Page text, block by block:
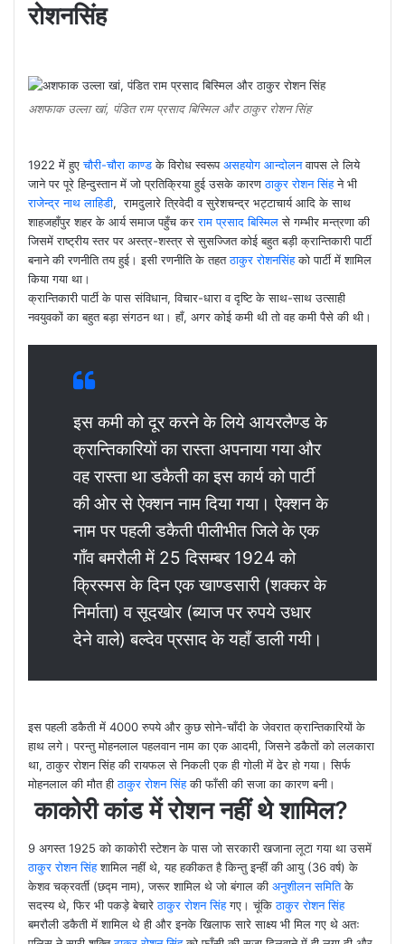
रोशनसिंह
अशफाक उल्ला खां, पंडित राम प्रसाद बिस्मिल और ठाकुर रोशन सिंह
1922 में हुएचौरी-चौरा काण्डके विरोध स्वरूपअसहयोग आन्दोलनवापस ले लिये
जाने पर पूरे हिन्दुस्तान में जो प्रतिक्रिया हुई उसके कारणठाकुर रोशन सिंहने भी
राजेन्द्र नाथ लाहिडी, रामदुलारे त्रिवेदी व सुरेशचन्द्र भट्टाचार्य आदि के साथ
शाहजहाँपुर शहर के आर्य समाज पहुँच करराम प्रसाद बिस्मिलसे गम्भीर मन्त्रणा की
जिसमें राष्ट्रीय स्तर पर अस्त्र-शस्त्र से सुसज्जित कोई बहुत बड़ी क्रान्तिकारी पार्टी
बनाने की रणनीति तय हुई। इसी रणनीति के तहतठाकुर रोशनसिंहको पार्टी में शामिल
किया गया था।
क्रान्तिकारी पार्टी के पास संविधान, विचार-धारा व दृष्टि के साथ-साथ उत्साही
नवयुवकों का बहुत बड़ा संगठन था। हाँ, अगर कोई कमी थी तो वह कमी पैसे की थी।
इस कमी को दूर करने के लिये आयरलैण्ड के
क्रान्तिकारियों का रास्ता अपनाया गया और
वह रास्ता था डकैती का इस कार्य को पार्टी
की ओर से ऐक्शन नाम दिया गया। ऐक्शन के
नाम पर पहली डकैती पीलीभीत जिले के एक
गाँव बमरौली में 25 दिसम्बर 1924 को
क्रिस्मस के दिन एक खाण्डसारी (शक्कर के
निर्माता) व सूदखोर (ब्याज पर रुपये उधार
देने वाले) बल्देव प्रसाद के यहाँ डाली गयी।
इस पहली डकैती में 4000 रुपये और कुछ सोने-चाँदी के जेवरात क्रान्तिकारियों के
हाथ लगे। परन्तु मोहनलाल पहलवान नाम का एक आदमी, जिसने डकैतों को ललकारा
था, ठाकुर रोशन सिंह की रायफल से निकली एक ही गोली में ढेर हो गया। सिर्फ
मोहनलाल की मौत हीठाकुर रोशन सिंहकी फाँसी की सजा का कारण बनी।
काकोरी कांड में रोशन नहीं थे शामिल?
9 अगस्त 1925 को काकोरी स्टेशन के पास जो सरकारी खजाना लूटा गया था उसमें
ठाकुर रोशन सिंहशामिल नहीं थे, यह हकीकत है किन्तु इन्हीं की आयु (36 वर्ष) के
केशव चक्रवर्ती (छद्म नाम), जरूर शामिल थे जो बंगाल की अनुशीलन समितिके
सदस्य थे, फिर भी पकड़े बेचारेठाकुर रोशन सिंहगए। चूंकिठाकुर रोशन सिंह
बमरौली डकैती में शामिल थे ही और इनके खिलाफ सारे साक्ष्य भी मिल गए थे अतः